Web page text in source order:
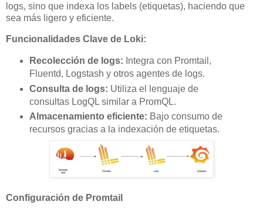
logs, sino que indexa los labels (etiquetas), haciendo que
sea más ligero y eficiente.
Funcionalidades Clave de Loki:
Recolección de logs: Integra con Promtail,
Fluentd, Logstash y otros agentes de logs.
Consulta de logs: Utiliza el lenguaje de
consultas LogQL similar a PromQL.
Almacenamiento eficiente: Bajo consumo de
recursos gracias a la indexación de etiquetas.
Configuración de Promtail